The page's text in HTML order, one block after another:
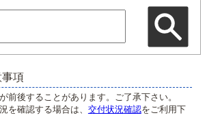
ー
事項
前後することがあります。ご了承下さい。
を確認する場合は、 交付状況確認をご利用下